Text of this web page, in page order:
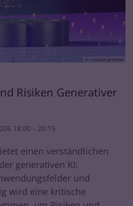
© unsplash/growtika
Risiken Generativer
18:00 - 20:15
einen verständlichen
generativen KI:
und
wird eine kritische